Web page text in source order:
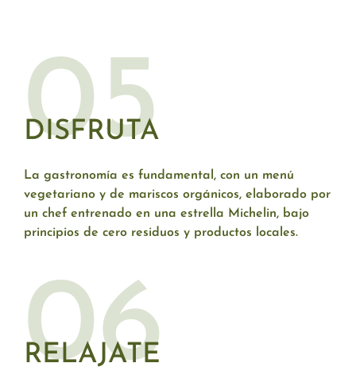
05
DISFRUTA
La gastronomía es fundamental, con un menú
vegetariano y de mariscos orgánicos, elaborado por
un chef entrenado en una estrella Michelin, bajo
principios de cero residuos y productos locales.
06
RELAJATE